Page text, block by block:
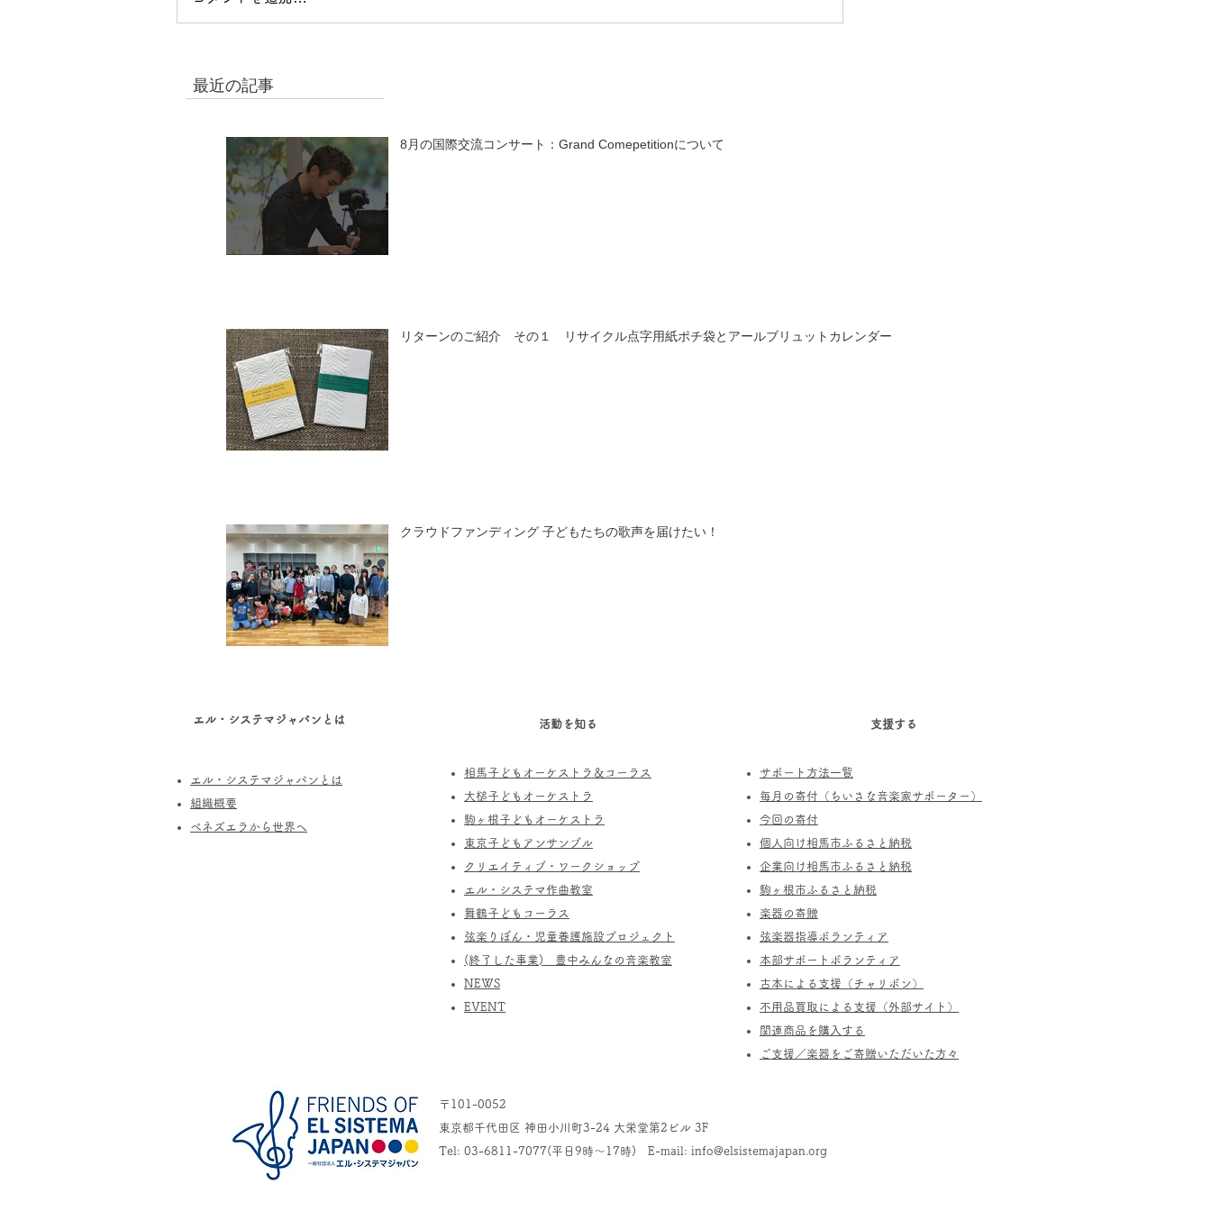
最近の記事
8月の国際交流コンサート：Grand Comepetitionについて
リターンのご紹介 その１ リサイクル点字用紙ポチ袋とアールブリュットカレンダー
クラウドファンディング 子どもたちの歌声を届けたい！
エル・システマジャパンとは
エル・システマジャパンとは
​組織概要
​ベネズエラから世界へ
活動を知る
相馬子どもオーケストラ＆コーラス
​大槌子どもオーケストラ
駒ヶ根子どもオーケストラ
​東京子どもアンサンブル
​クリエイティブ・ワークショップ
エル・システマ作曲教室
​舞鶴子どもコーラス
​​弦楽りぼん・児童養護施設プロジェクト
(終了した事業) ​豊中みんなの音楽教室
​NEWS
​EVENT
支援する
サポート方法一覧
​毎月の寄付（ちいさな音楽家サポーター）
今回の寄付
個人向け相馬市ふるさと納税
企業向け相馬市ふるさと納税
駒ヶ根市ふるさと納税
楽器の寄贈
​弦楽器指導ボランティア
​本部サポートボランティア
​古本による支援（チャリボン）
不用品買取による支援（外部サイト）
関連商品を購入する
​ご支援／楽器をご寄贈いただいた方々
〒101-0052
東京都千代田区 神田小川町3-24 大栄堂第2ビル 3F
Tel: 03-6811-7077(平日9時～17時) E-mail: info@elsistemajapan.org